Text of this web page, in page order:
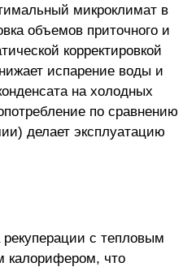
микроклимат в
объемов приточного и
корректировкой
испарение воды и
на холодных
по сравнению
делает эксплуатацию
с тепловым
калорифером, что